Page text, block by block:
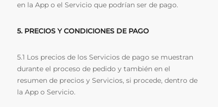
en la App o el Servicio que podrían ser de pago.
5. PRECIOS Y CONDICIONES DE PAGO
5.1 Los precios de los Servicios de pago se muestran
durante el proceso de pedido y también en el
resumen de precios y Servicios, si procede, dentro de
la App o Servicio.